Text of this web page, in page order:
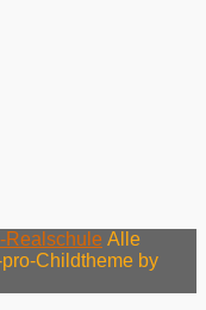
Realschule Alle
Childtheme by